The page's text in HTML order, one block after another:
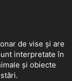
de vise și are
interpretate în
și obiecte